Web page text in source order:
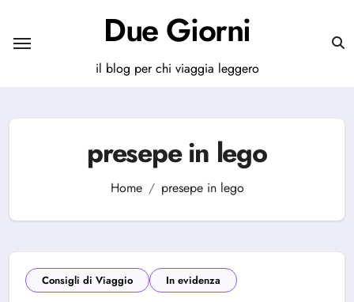
contenuto
Due Giorni
il blog per chi viaggia leggero
presepe in lego
Home presepe in lego
Consigli di Viaggio In evidenza